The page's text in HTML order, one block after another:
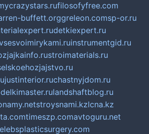
filosofyfree.com
buffett.orggreleon.comsp-or.ru
detkiexpert.ru
instrumentgid.ru
stroimaterials.ru
justinterior.ruchastnyjdom.ru
landshaftblog.ru
stroysnami.kzlcna.kz
timeszp.comavtoguru.net